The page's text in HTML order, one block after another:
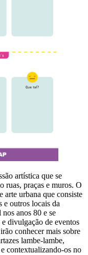
artística que se
ruas, praças e muros. O
arte urbana que consiste
e outros locais da
anos 80 e se
divulgação de eventos
conhecer mais sobre
lambe-lambe,
contextualizando-os no